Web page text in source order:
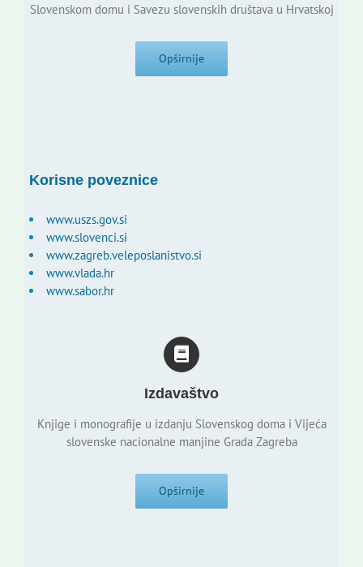
Slovenskom domu i Savezu slovenskih društava u Hrvatskoj
Opširnije
Korisne poveznice
www.uszs.gov.si
www.slovenci.si
www.zagreb.veleposlanistvo.si
www.vlada.hr
www.sabor.hr
Izdavaštvo
Knjige i monografije u izdanju Slovenskog doma i Vijeća
slovenske nacionalne manjine Grada Zagreba
Opširnije